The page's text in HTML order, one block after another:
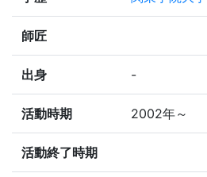
師匠
出身 -
活動時期 2002年～
活動終了時期